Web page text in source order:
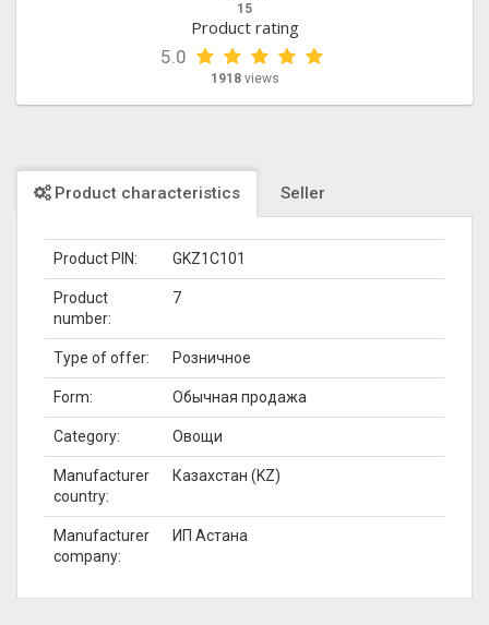
15
Product rating
5.0
1918views
Product characteristics Seller
Product PIN: GKZ1C101
Product
number:
7
Type of offer: Розничное
Form: Обычная продажа
Category: Овощи
Manufacturer
country:
Казахстан (KZ)
Manufacturer
company:
ИП Астана